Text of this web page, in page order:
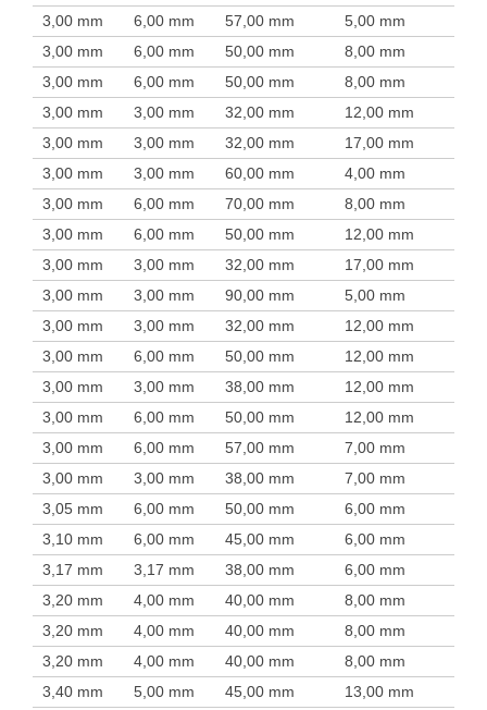
3,00 mm
6,00 mm 57,00 mm 5,00 mm
3,00 mm
6,00 mm 50,00 mm 8,00 mm
3,00 mm
6,00 mm 50,00 mm 8,00 mm
3,00 mm
3,00 mm 32,00 mm 12,00 mm
3,00 mm
3,00 mm 32,00 mm 17,00 mm
3,00 mm
3,00 mm 60,00 mm 4,00 mm
3,00 mm
6,00 mm 70,00 mm 8,00 mm
3,00 mm
6,00 mm 50,00 mm 12,00 mm
3,00 mm
3,00 mm 32,00 mm 17,00 mm
3,00 mm
3,00 mm 90,00 mm 5,00 mm
3,00 mm
3,00 mm 32,00 mm 12,00 mm
3,00 mm
6,00 mm 50,00 mm 12,00 mm
3,00 mm
3,00 mm 38,00 mm 12,00 mm
3,00 mm
6,00 mm 50,00 mm 12,00 mm
3,00 mm
6,00 mm 57,00 mm 7,00 mm
3,00 mm
3,00 mm 38,00 mm 7,00 mm
3,05 mm
6,00 mm 50,00 mm 6,00 mm
3,10 mm
6,00 mm 45,00 mm 6,00 mm
3,17 mm
3,17 mm 38,00 mm 6,00 mm
3,20 mm
4,00 mm 40,00 mm 8,00 mm
3,20 mm
4,00 mm 40,00 mm 8,00 mm
3,20 mm
4,00 mm 40,00 mm 8,00 mm
3,40 mm
5,00 mm 45,00 mm 13,00 mm